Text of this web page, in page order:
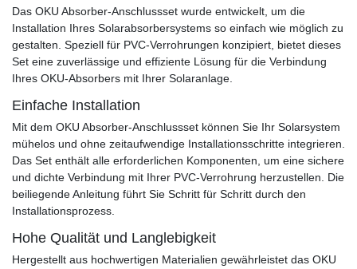
Das OKU Absorber-Anschlussset wurde entwickelt, um die
Installation Ihres Solarabsorbersystems so einfach wie möglich zu
gestalten. Speziell für PVC-Verrohrungen konzipiert, bietet dieses
Set eine zuverlässige und effiziente Lösung für die Verbindung
Ihres OKU-Absorbers mit Ihrer Solaranlage.
Einfache Installation
Mit dem OKU Absorber-Anschlussset können Sie Ihr Solarsystem
mühelos und ohne zeitaufwendige Installationsschritte integrieren.
Das Set enthält alle erforderlichen Komponenten, um eine sichere
und dichte Verbindung mit Ihrer PVC-Verrohrung herzustellen. Die
beiliegende Anleitung führt Sie Schritt für Schritt durch den
Installationsprozess.
Hohe Qualität und Langlebigkeit
Hergestellt aus hochwertigen Materialien gewährleistet das OKU